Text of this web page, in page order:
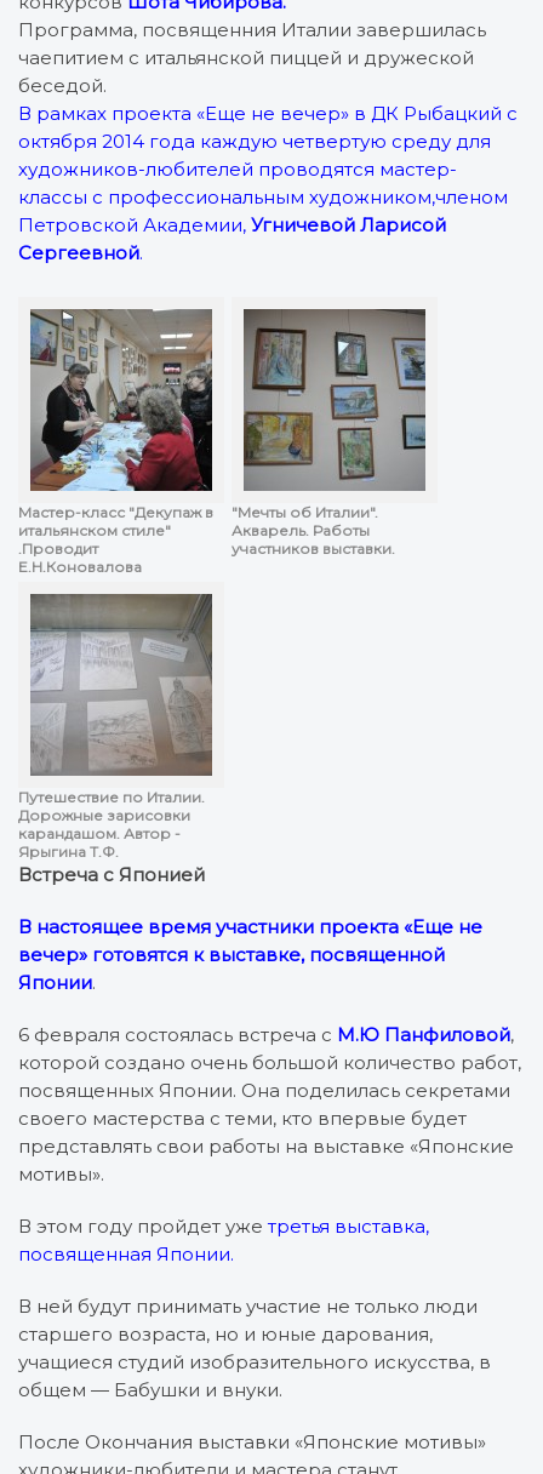
Программа, посвященния Италии завершилась
чаепитием с итальянской пиццей и дружеской
беседой.
В рамках проекта «Еще не вечер» в ДК Рыбацкий с
октября 2014 года каждую четвертую среду для
художников-любителей проводятся мастер-
классы с профессиональным художником,членом
Петровской Академии, Угничевой Ларисой
Сергеевной.
Мастер-класс "Декупаж в
итальянском стиле"
.Проводит
Е.Н.Коновалова
"Мечты об Италии".
Акварель. Работы
участников выставки.
Путешествие по Италии.
Дорожные зарисовки
карандашом. Автор -
Ярыгина Т.Ф.
Встреча с Японией
В настоящее время участники проекта «Еще не
вечер» готовятся к выставке, посвященной
Японии.
6 февраля состоялась встреча с М.Ю Панфиловой,
которой создано очень большой количество работ,
посвященных Японии. Она поделилась секретами
своего мастерства с теми, кто впервые будет
представлять свои работы на выставке «Японские
мотивы».
В этом году пройдет уже третья выставка,
посвященная Японии.
В ней будут принимать участие не только люди
старшего возраста, но и юные дарования,
учащиеся студий изобразительного искусства, в
общем — Бабушки и внуки.
После Окончания выставки «Японские мотивы»
художники-любители и мастера станут